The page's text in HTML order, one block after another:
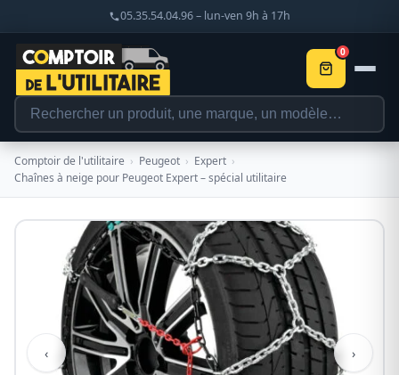
05.35.54.04.96 – lun-ven 9h à 17h
0
Comptoir de l'utilitaire › Peugeot › Expert ›
Chaînes à neige pour Peugeot Expert – spécial utilitaire
‹ ›